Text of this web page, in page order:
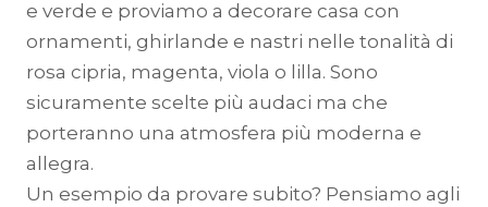
e verde e proviamo a decorare casa con
ornamenti, ghirlande e nastri nelle tonalità di
rosa cipria, magenta, viola o lilla. Sono
sicuramente scelte più audaci ma che
porteranno una atmosfera più moderna e
allegra.
Un esempio da provare subito? Pensiamo agli